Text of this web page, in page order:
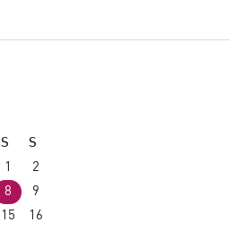
S
S
1
2
8
9
15
16